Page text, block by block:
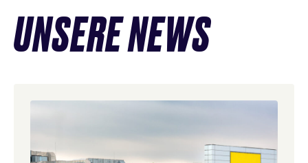
UNSERE NEWS